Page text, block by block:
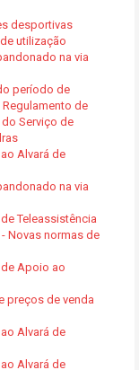
desportivas
utilização
na via
período de
de
Serviço de
Alvará de
na via
Teleassistência
Novas normas de
de Apoio ao
preços de venda
Alvará de
Alvará de